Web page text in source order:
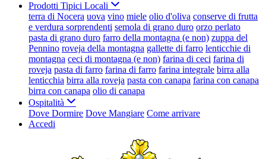
Prodotti Tipici Locali
terra di Nocera uova vino miele olio d'oliva conserve di frutta
e verdura sorprendenti semola di grano duro orzo perlato
pasta di grano duro farro della montagna (e non) zuppa del
Pennino roveja della montagna gallette di farro lenticchie di
montagna ceci di montagna (e non) farina di ceci farina di
roveja pasta di farro farina di farro farina integrale birra alla
lenticchia birra alla roveja pasta con canapa farina con canapa
birra con canapa olio di canapa
Ospitalità
Dove Dormire Dove Mangiare Come arrivare
Accedi